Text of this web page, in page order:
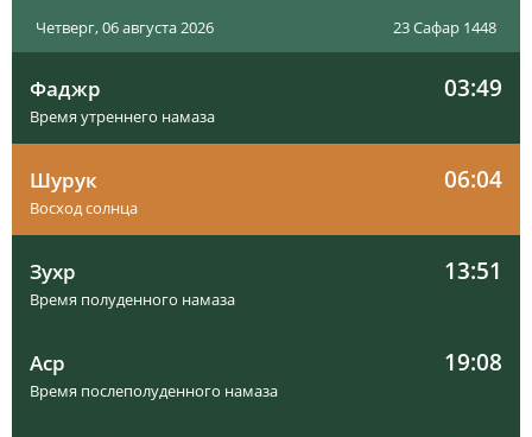
Четверг, 06 августа 2026 23 Сафар 1448
Фаджр 03:49
Время утреннего намаза
Шурук 06:04
Восход солнца
Зухр 13:51
Время полуденного намаза
Аср 19:08
Время послеполуденного намаза